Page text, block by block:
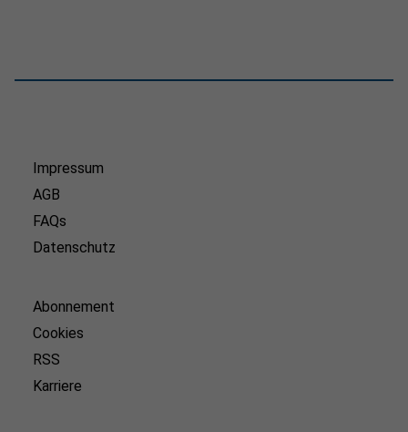
Impressum
AGB
FAQs
Datenschutz
Abonnement
Cookies
RSS
Karriere